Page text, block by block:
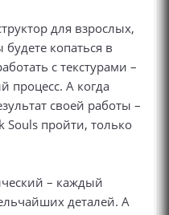
для взрослых,
копаться в
с текстурами –
процесс. А когда
своей работы –
Souls пройти, только
– каждый
деталей. А